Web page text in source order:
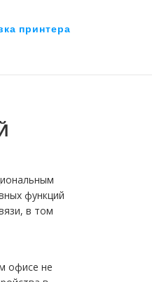
принтера
функций
в том
офисе не